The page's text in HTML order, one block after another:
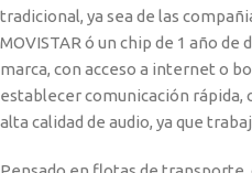
tradicional, ya sea de las
MOVISTAR ó un chip de 1 año
marca, con acceso a internet o
establecer comunicación rápida,
alta calidad de audio, ya que